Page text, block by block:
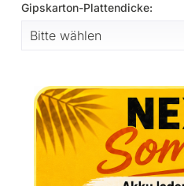
Gipskarton-Plattendicke: